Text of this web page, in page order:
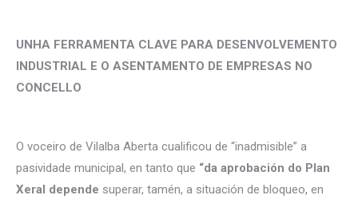
UNHA FERRAMENTA CLAVE PARA DESENVOLVEMENTO
INDUSTRIAL E O ASENTAMENTO DE EMPRESAS NO
CONCELLO
O voceiro de Vilalba Aberta cualificou de “inadmisible” a
pasividade municipal, en tanto que “da aprobación do Plan
Xeral depende superar, tamén, a situación de bloqueo, en